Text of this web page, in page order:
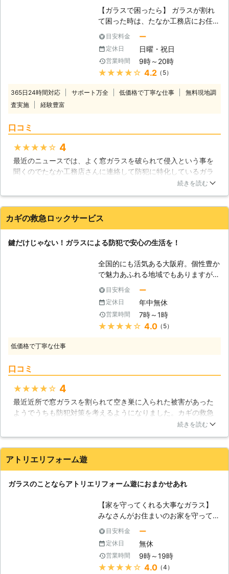
しています。ガラスの割れやヒビは、
放置していると大変危険です。気づい
ましょう。「ガラスが割れた！」そん
なときは当店にご依頼ください。
しており、防犯や災害に強い耐久性に
優れた物から外気の気温を遮断する断
熱、防音などにも適したガラスなどが
存在しています。更にはガラスフィル
ムとなる物なども御座いますので、ガ
ラス周りを見直す事によって得られる
効果は実に多く存在すると言えるでし
家庭や四季の変わり目に体調を崩しが
見るのも良いかと思われます。
【ガラスで困ったら】 ガラスが割れ
て困った時は、たなか工務店にお任せ
下さい！強化ガラスや複層ガラスな
ど、様々なタイプのガラスに対応出来
ます。外の音がうるさかったり、気に
なる結露をどうにかしたいといったご
要望には、機能性に優れたガラスをご
れたら】 普段はガラスが割れること
さんがいたり人が通る通路だった場
合、ガラスの片付けが必要になりま
す。まず軍手やスリッパなどを着用
て、小さな破片をホウキやガムテープ
ったら、まず体の安全を第一にして、
【防犯ガラスの構造】 窓ガラスの打
ち破りによる侵入を防ぐため、防犯ガ
ラスの設置に関するお問い合わせが
年々増えております。防犯ガラスは2
枚のガラスの間に特殊な樹脂等を挟み
込んだ構造をしており、ヒビ割れして
も突き破ることが困難なように作られ
目安料金 ー
定休日 日曜・祝日
営業時間 9時～20時
★★★★★ 4.2 （5）
365日24時間対応 サポート万全 低価格で丁寧な仕事
無料現地調
査実施
経験豊富
口コミ
★★★★★ 4
最近のニュースでは、よく窓ガラスを破られて侵入という事を
聞くのでたなか工務店さんに連絡して防犯に特化しているガラ
スが無いか聞きました。すると、2枚のガラスの間に特殊な樹
いました。丁寧な説明で助かりました。
京都府 京都市伏見区 2016年12月17日
続きを読む
カギの救急ロックサービス
鍵だけじゃない！ガラスによる防犯で安心の生活を！
全国的にも活気ある大阪府。個性豊か
で魅力あふれる地域でもありますが、
その反面、犯罪の多さに悩まされてい
ます。私たち「カギの救急ロックサー
ビス」は、主にカギによる防犯対策を
支援してきました。しかし、カギだけ
では心もとないというのが現実です。
記のような背景から、防犯ガラスへの
ガラス交換の需要が特に高まっていま
す。防犯ガラスとは、その名の通り防
犯性能の高いガラスです。二枚のガラ
スの間に強靭な中間膜が挟まること
すが、破壊には大きな音も発生するた
め、時間の面でも音の面でも空き巣の
撃退に大いに役立ちます。似たような
機能を持つ防犯フィルムも販売され、
窓ガラスや車のサイドガラスに貼り付
ける家庭も増えています。 【合わせ
ガラスの効果】 防犯ガラスは、いわ
ば「合わせガラス」の中の一つに過ぎ
ません。間に挟む中間膜の種類を変え
目安料金 ー
定休日 年中無休
営業時間 7時～1時
★★★★★ 4.0（5）
低価格で丁寧な仕事
口コミ
★★★★★ 4
最近近所で窓ガラスを割られて空き巣に入られた被害があった
ようでうちも防犯対策を考えるようになりました。カギの救急
ロックサービスさんで防犯対策用のガラスに交換できると知り
も丁寧に作業してもらえたと思います。
大阪府 高槻市 2016年12月28日
続きを読む
アトリエリフォーム遊
ガラスのことならアトリエリフォーム遊におまかせあれ
【家を守ってくれる大事なガラス】
みなさんがお住まいのお家を守ってく
れるという意味でも窓ガラスは活躍し
ています。もし、窓ガラスが無ければ
害虫が出入りし放題ですし空き巣も入
り放題かもしれません。現代の窓ガラ
スというのは性能が良いものが多く、
目安料金 ー
定休日 無休
営業時間 9時～19時
★★★★★ 4.0（4）